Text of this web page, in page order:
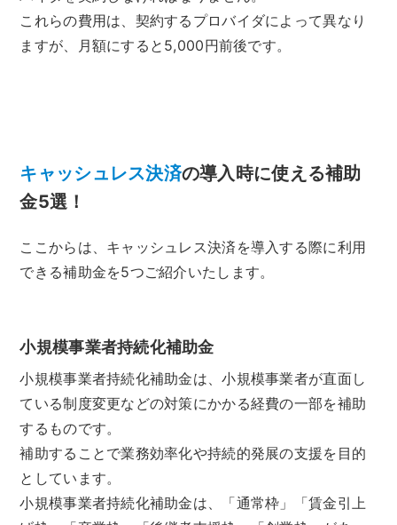
これらの費用は、契約するプロバイダによって異なり
ますが、月額にすると5,000円前後です。
キャッシュレス決済の導入時に使える補助
金5選！
ここからは、キャッシュレス決済を導入する際に利用
できる補助金を5つご紹介いたします。
小規模事業者持続化補助金
小規模事業者持続化補助金は、小規模事業者が直面し
ている制度変更などの対策にかかる経費の一部を補助
するものです。
補助することで業務効率化や持続的発展の支援を目的
としています。
小規模事業者持続化補助金は、「通常枠」「賃金引上